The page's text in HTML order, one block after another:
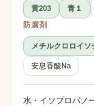
黄203 青１
防腐剤
メチルクロロイ
安息香酸Na
水・イソプロパノ